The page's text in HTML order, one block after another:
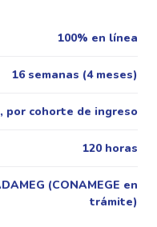
100% en línea
16 semanas (4 meses)
por cohorte de ingreso
120 horas
(CONAMEGE en
trámite)